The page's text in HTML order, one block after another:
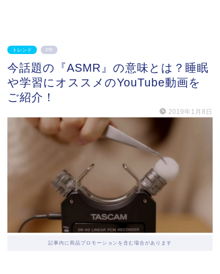
トレンド PR
今話題の『ASMR』の意味とは？睡眠
や学習にオススメのYouTube動画を
ご紹介！
2019年1月8日
記事内に商品プロモーションを含む場合があります